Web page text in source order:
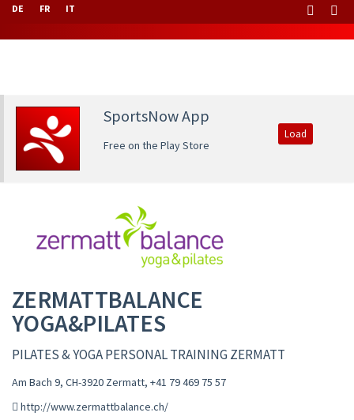
DE FR IT
SportsNow App
Free on the Play Store
Load
ZERMATTBALANCE
YOGA&PILATES
PILATES & YOGA PERSONAL TRAINING ZERMATT
Am Bach 9, CH-3920 Zermatt, +41 79 469 75 57
http://www.zermattbalance.ch/